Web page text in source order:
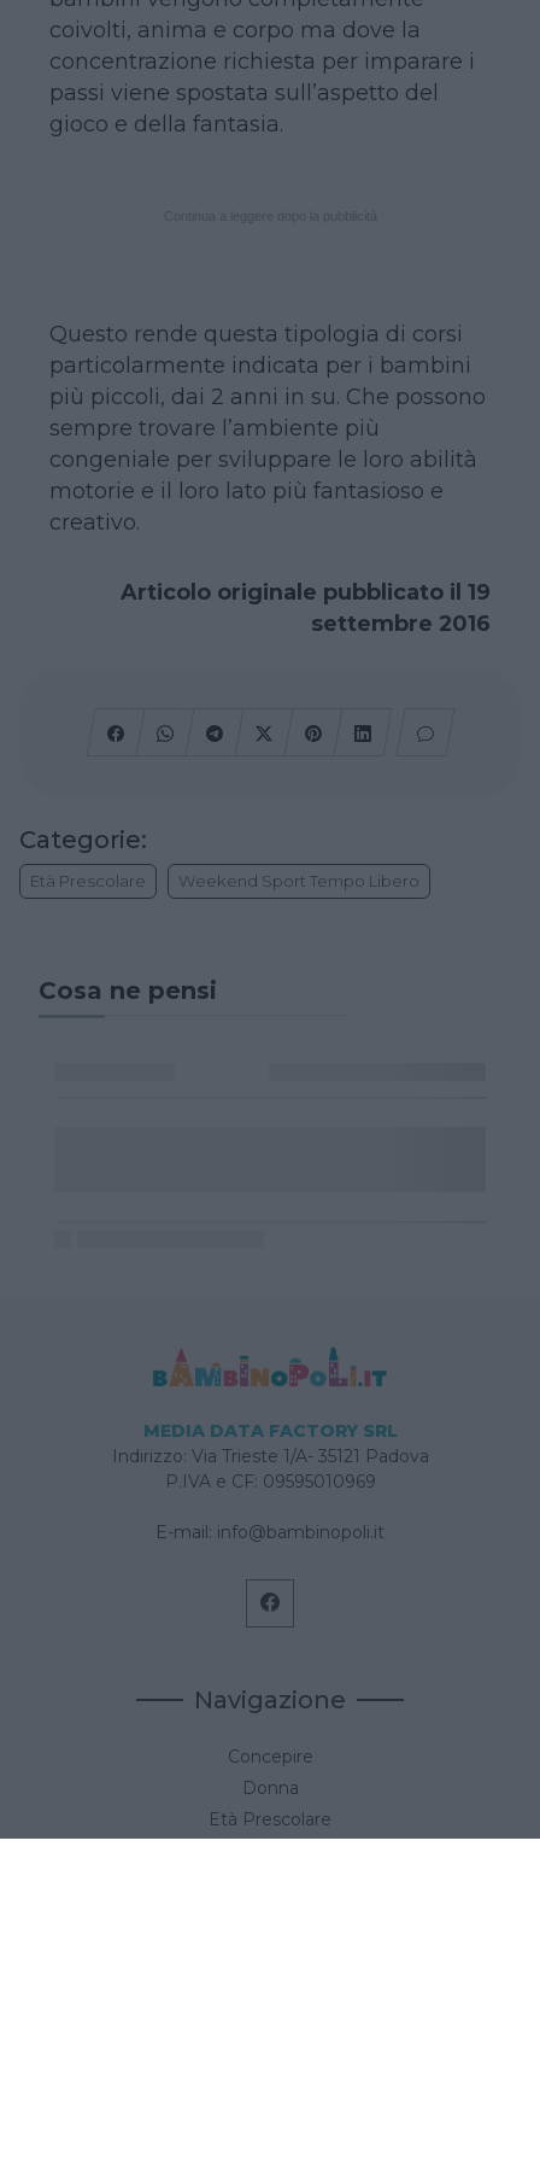
coivolti, anima e corpo ma dove la
concentrazione richiesta per imparare i
passi viene spostata sull’aspetto del
gioco e della fantasia.
Questo rende questa tipologia di corsi
particolarmente indicata per i bambini
più piccoli, dai 2 anni in su. Che possono
sempre trovare l’ambiente più
congeniale per sviluppare le loro abilità
motorie e il loro lato più fantasioso e
creativo.
Articolo originale pubblicato il 19
settembre 2016
Categorie:
Età Prescolare Weekend Sport Tempo Libero
Cosa ne pensi
MEDIA DATA FACTORY SRL
Indirizzo: Via Trieste 1/A- 35121 Padova
P.IVA e CF: 09595010969
E-mail: info@bambinopoli.it
Navigazione
Concepire
Donna
Età Prescolare